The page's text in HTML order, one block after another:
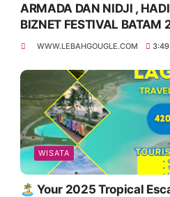
ARMADA DAN NIDJI ,
BIZNET FESTIVAL BATAM
WWW.LEBAHGOUGLE.COM 3:49
WISATA
🏝️ Your 2025 Tropical